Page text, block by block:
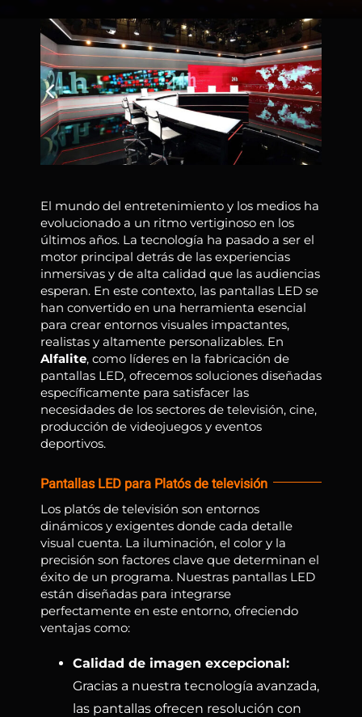
El mundo del entretenimiento y los medios ha
evolucionado a un ritmo vertiginoso en los
últimos años. La tecnología ha pasado a ser el
motor principal detrás de las experiencias
inmersivas y de alta calidad que las audiencias
esperan. En este contexto, las pantallas LED se
han convertido en una herramienta esencial
para crear entornos visuales impactantes,
realistas y altamente personalizables. En
Alfalite, como líderes en la fabricación de
pantallas LED, ofrecemos soluciones diseñadas
específicamente para satisfacer las
necesidades de los sectores de televisión, cine,
producción de videojuegos y eventos
deportivos.
Pantallas LED para Platós de televisión
Los platós de televisión son entornos
dinámicos y exigentes donde cada detalle
visual cuenta. La iluminación, el color y la
precisión son factores clave que determinan el
éxito de un programa. Nuestras pantallas LED
están diseñadas para integrarse
perfectamente en este entorno, ofreciendo
ventajas como:
Calidad de imagen excepcional:
Gracias a nuestra tecnología avanzada,
las pantallas ofrecen resolución con